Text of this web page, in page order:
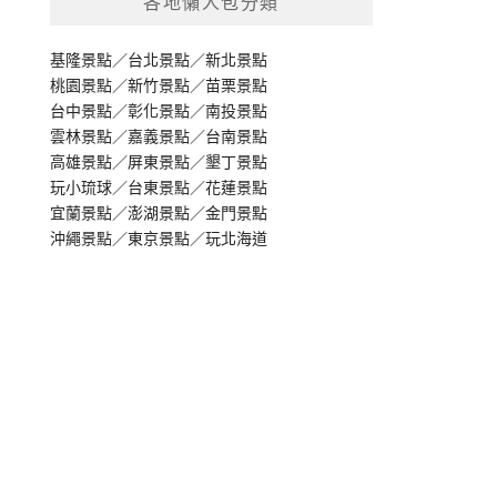
基隆景點／台北景點／新北景點
桃園景點／新竹景點／苗栗景點
台中景點／彰化景點／南投景點
雲林景點／嘉義景點／台南景點
高雄景點／屏東景點／墾丁景點
玩小琉球／台東景點／花蓮景點
宜蘭景點／澎湖景點／金門景點
沖繩景點／東京景點／玩北海道